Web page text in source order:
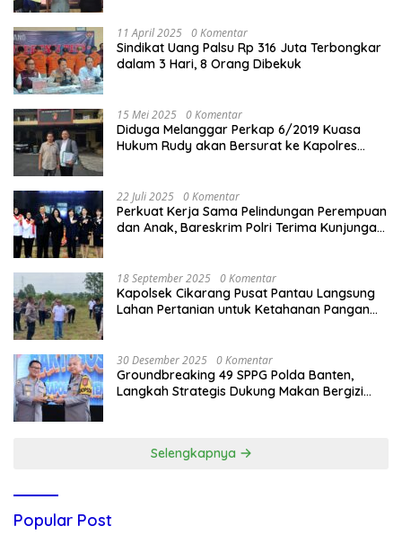
11 April 2025 0 Komentar
Sindikat Uang Palsu Rp 316 Juta Terbongkar
dalam 3 Hari, 8 Orang Dibekuk
15 Mei 2025 0 Komentar
Diduga Melanggar Perkap 6/2019 Kuasa
Hukum Rudy akan Bersurat ke Kapolres
22 Juli 2025 0 Komentar
Perkuat Kerja Sama Pelindungan Perempuan
dan Anak, Bareskrim Polri Terima Kunjungan
18 September 2025 0 Komentar
Kapolsek Cikarang Pusat Pantau Langsung
Lahan Pertanian untuk Ketahanan Pangan
30 Desember 2025 0 Komentar
Groundbreaking 49 SPPG Polda Banten,
Langkah Strategis Dukung Makan Bergizi
Selengkapnya
Popular Post